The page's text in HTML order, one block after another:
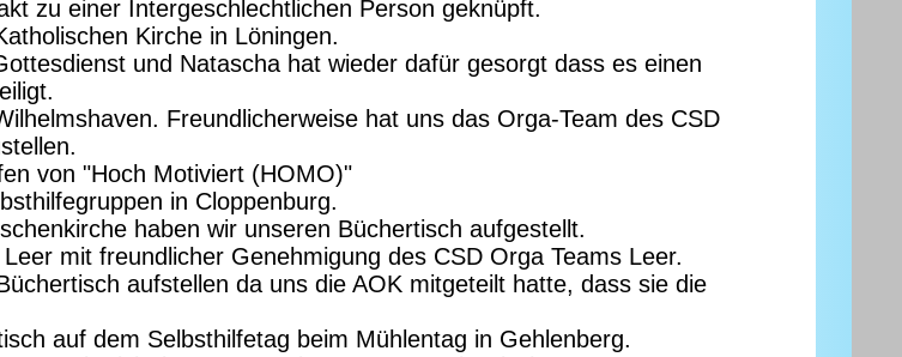
zu einer Intergeschlechtlichen Person geknüpft.
Kirche in Löningen.
und Natascha hat wieder dafür gesorgt dass es einen
Freundlicherweise hat uns das Orga-Team des CSD
von "Hoch Motiviert (HOMO)"
in Cloppenburg.
haben wir unseren Büchertisch aufgestellt.
mit freundlicher Genehmigung des CSD Orga Teams Leer.
aufstellen da uns die AOK mitgeteilt hatte, dass sie die
auf dem Selbsthilfetag beim Mühlentag in Gehlenberg.